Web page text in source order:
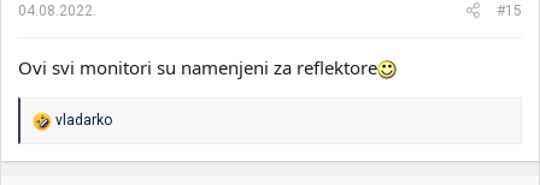
:
04.08.2022. #15
Ovi svi monitori su namenjeni za reflektore
R
vladarko